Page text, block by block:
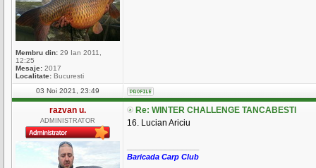
Membru din: 29 Ian 2011,
12:25
Mesaje: 2017
Localitate: Bucuresti
03 Noi 2021, 23:49
razvan u.
ADMINISTRATOR
Re: WINTER CHALLENGE TANCABESTI
16. Lucian Ariciu
Baricada Carp Club